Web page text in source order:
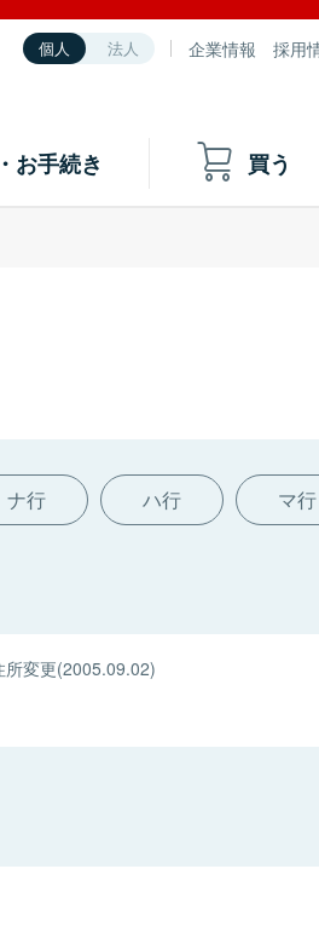
個人 法人 企業情報 採用
お手続き 買う
ナ行 ハ行 マ行
所変更(2005.09.02)